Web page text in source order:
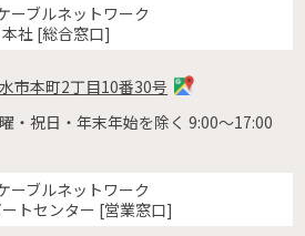
ーブルネットワーク
本社 [総合窓口]
市本町2丁目10番30号
・祝日・年末年始を除く 9:00〜17:00
ーブルネットワーク
トセンター [営業窓口]